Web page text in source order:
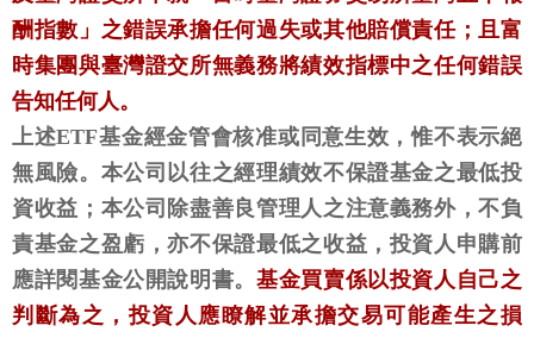
酬指數」之錯誤承擔任何過失或其他賠償責任；且富
時集團與臺灣證交所無義務將績效指標中之任何錯誤
告知任何人。
上述ETF基金經金管會核准或同意生效，惟不表示絕
無風險。本公司以往之經理績效不保證基金之最低投
資收益；本公司除盡善良管理人之注意義務外，不負
責基金之盈虧，亦不保證最低之收益，投資人申購前
應詳閱基金公開說明書。 基金買賣係以投資人自己之
判斷為之，投資人應瞭解並承擔交易可能產生之損